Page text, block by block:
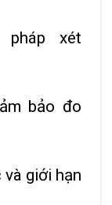
pháp xét
bảo đo
giới hạn